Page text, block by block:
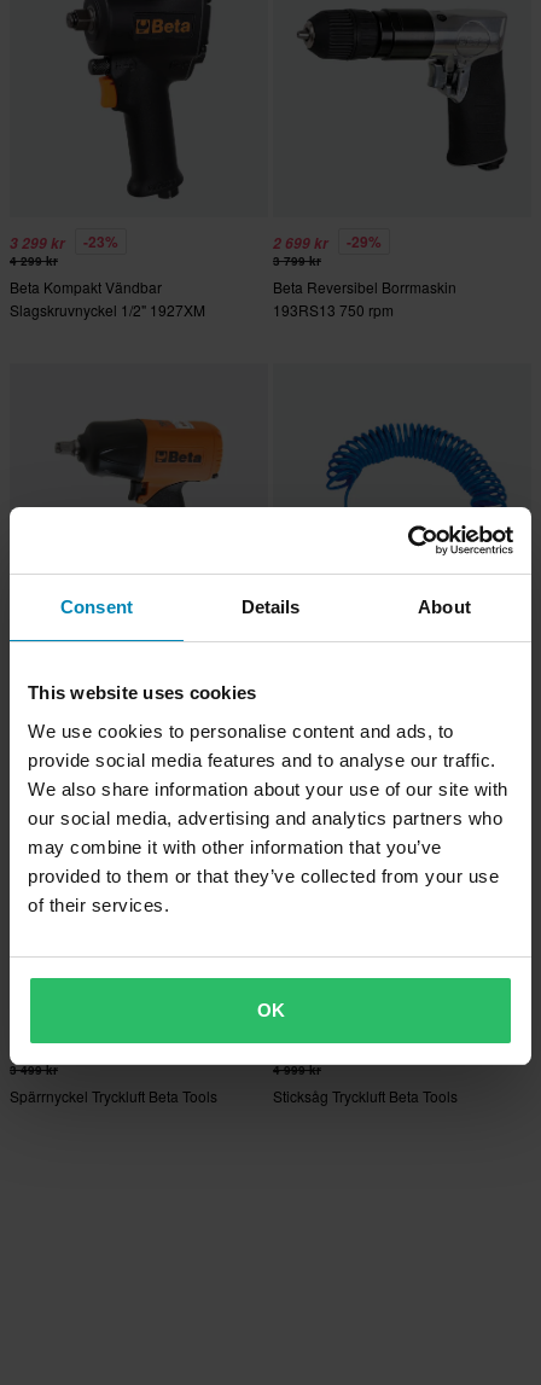
Consent Details About
This website uses cookies
We use cookies to personalise content and ads, to
provide social media features and to analyse our traffic.
We also share information about your use of our site with
our social media, advertising and analytics partners who
may combine it with other information that you’ve
provided to them or that they’ve collected from your use
of their services.
OK
3 299 kr -23%
4 299 kr
Beta Kompakt Vändbar
Slagskruvnyckel 1/2" 1927XM
2 699 kr -29%
3 799 kr
Beta Reversibel Borrmaskin
193RS13 750 rpm
4 539 kr -33%
Beta Vändbar Slagskruvnyckel 1/2"
509 kr -39%
Från -35%
3 499 kr
Spärrnyckel Tryckluft Beta Tools
-17%
4 999 kr
Sticksåg Tryckluft Beta Tools